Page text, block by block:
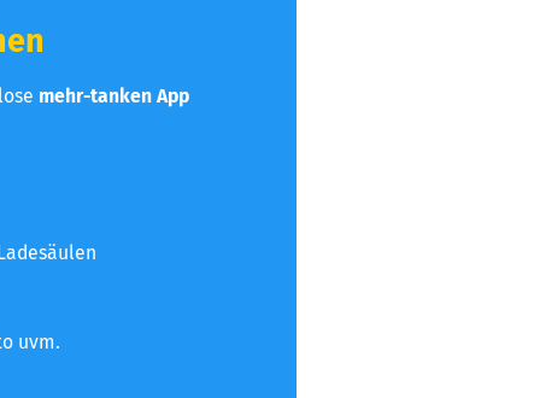
mehr-tanken App
uvm.